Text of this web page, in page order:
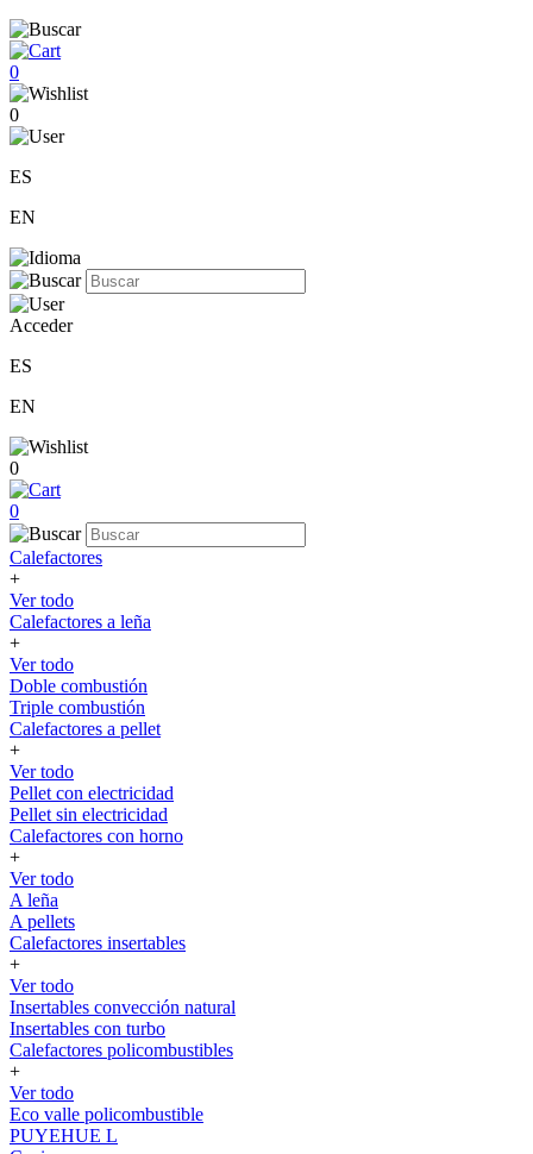
0
0
ES
EN
Acceder
ES
EN
0
0
Calefactores
+
Ver todo
Calefactores a leña
+
Ver todo
Doble combustión
Triple combustión
Calefactores a pellet
+
Ver todo
Pellet con electricidad
Pellet sin electricidad
Calefactores con horno
+
Ver todo
A leña
A pellets
Calefactores insertables
+
Ver todo
Insertables convección natural
Insertables con turbo
Calefactores policombustibles
+
Ver todo
Eco valle policombustible
PUYEHUE L